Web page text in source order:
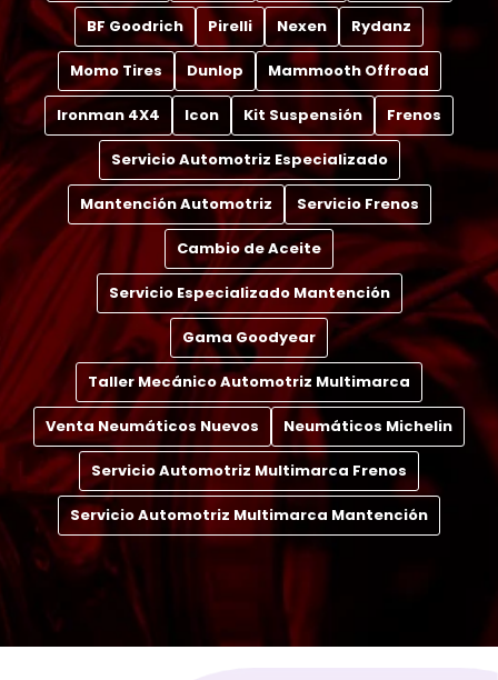
BF Goodrich Pirelli Nexen Rydanz
Momo Tires Dunlop Mammooth Offroad
Ironman 4X4 Icon Kit Suspensión Frenos
Servicio Automotriz Especializado
Mantención Automotriz Servicio Frenos
Cambio de Aceite
Servicio Especializado Mantención
Gama Goodyear
Taller Mecánico Automotriz Multimarca
Venta Neumáticos Nuevos Neumáticos Michelin
Servicio Automotriz Multimarca Frenos
Servicio Automotriz Multimarca Mantención